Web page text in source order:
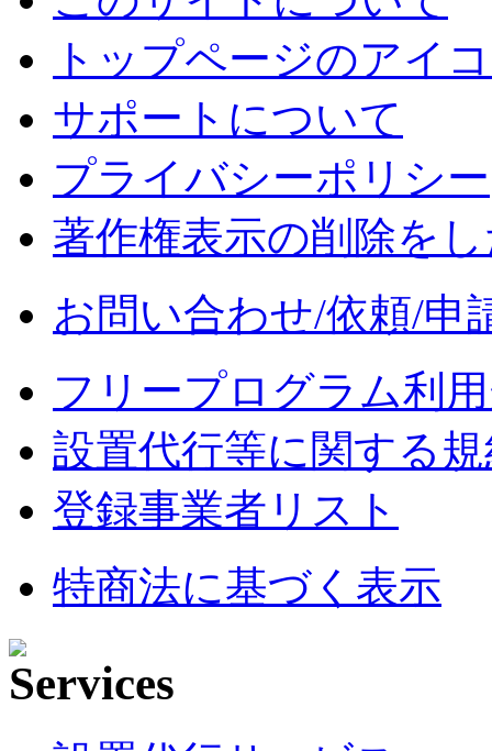
トップページのアイ
サポートについて
プライバシーポリシー
著作権表示の削除を
お問い合わせ/依頼/申
フリープログラム利
設置代行等に関する
登録事業者リスト
特商法に基づく表示